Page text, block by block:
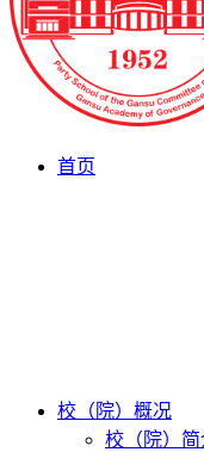
首页
校（院）概况
校（院）简